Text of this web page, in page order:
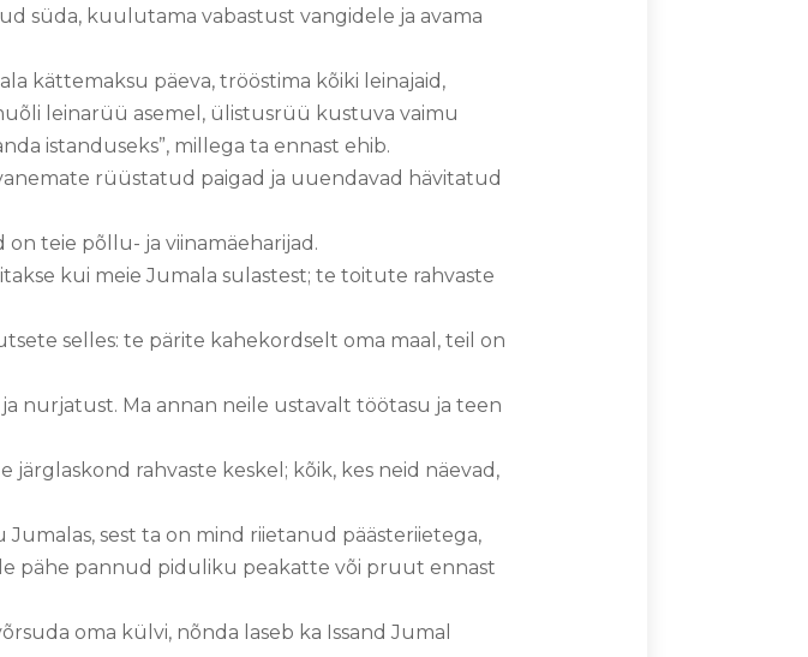
süda, kuulutama vabastust vangidele ja avama
kättemaksu päeva, trööstima kõiki leinajaid,
leinarüü asemel, ülistusrüü kustuva vaimu
istanduseks”, millega ta ennast ehib.
rüüstatud paigad ja uuendavad hävitatud
on teie põllu- ja viinamäeharijad.
kui meie Jumala sulastest; te toitute rahvaste
selles: te pärite kahekordselt oma maal, teil on
nurjatust. Ma annan neile ustavalt töötasu ja teen
rahvaste keskel; kõik, kes neid näevad,
sest ta on mind riietanud päästeriietega,
pähe pannud piduliku peakatte või pruut ennast
oma külvi, nõnda laseb ka Issand Jumal